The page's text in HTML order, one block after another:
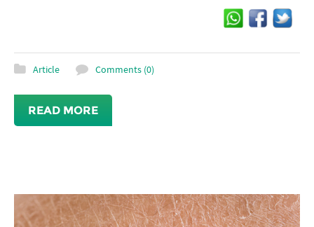
Article Comments (0)
READ MORE